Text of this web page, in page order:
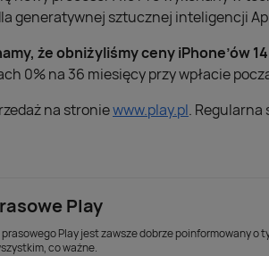
generatywnej sztucznej inteligencji
że obniżyliśmy ceny iPhone’ów 14
0% na 36 miesięcy przy wpłacie
na stroniewww.play.pl. Regularna
Play
Play jest zawsze dobrze poinformowany o
co ważne.